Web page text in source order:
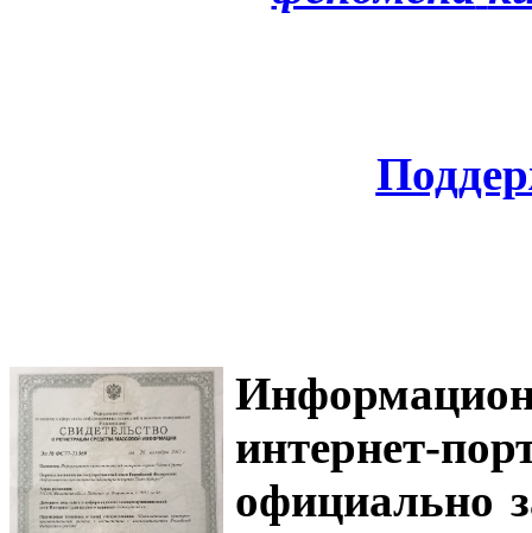
интернет-
официально